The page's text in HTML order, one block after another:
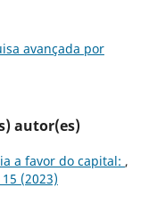
avançada por
autor(es)
a favor do capital: ,
(2023)